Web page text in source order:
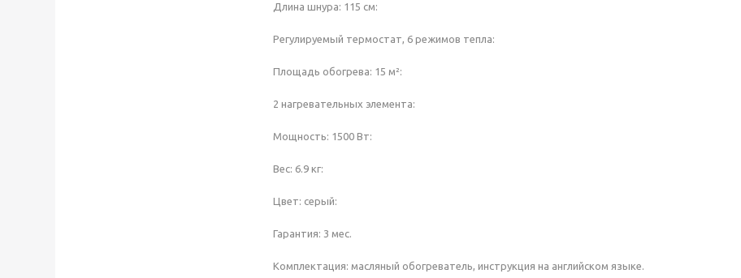
Длина шнура: 115 см:
Регулируемый термостат, 6 режимов тепла:
Площадь обогрева: 15 м²:
2 нагревательных элемента:
Мощность: 1500 Вт:
Вес: 6.9 кг:
Цвет: серый:
Гарантия: 3 мес.
Комплектация: масляный обогреватель, инструкция на английском языке.